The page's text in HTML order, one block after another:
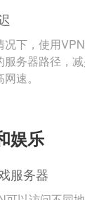
况下，使用
服务器路径，
速。
娱乐
服务器